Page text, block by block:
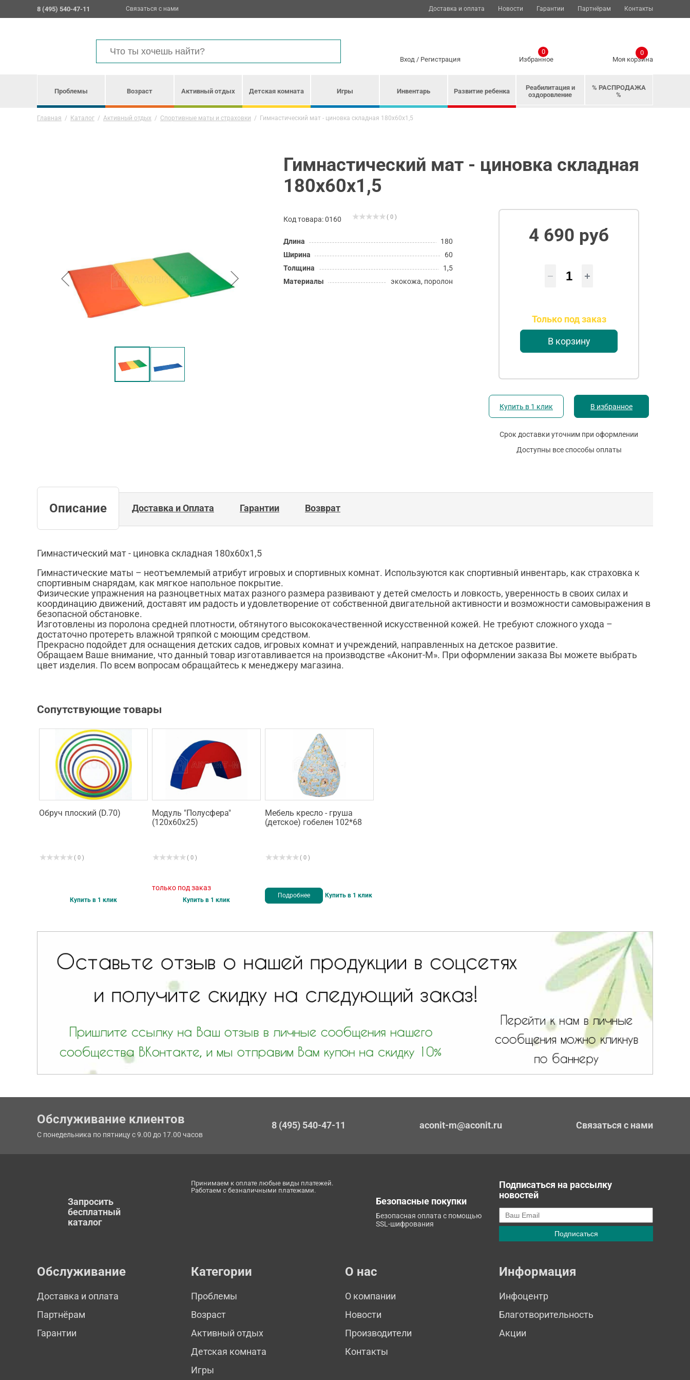
8 (495) 540-47-11 Связаться с нами Доставка и оплата Новости Гарантии Партнёрам Контакты
Вход/ Регистрация Избранное
0
Моя корзина
0
Проблемы Возраст Активный отдых Детская комната Игры Инвентарь Развитие ребенка
Реабилитация и
оздоровление
% РАСПРОДАЖА
%
Главная / Каталог / Активный отдых / Спортивные маты и страховки / Гимнастический мат - циновка складная 180х60х1,5
Гимнастический мат - циновка складная
180х60х1,5
Код товара: 0160 ( 0 )
Длина
180
Ширина
60
Толщина
1,5
Материалы
экокожа, поролон
4 690 руб
Только под заказ
В корзину
Купить в 1 клик В избранное
Срок доставки уточним при оформлении
Доступны все способы оплаты
Описание Доставка и Оплата Гарантии Возврат
Гимнастический мат - циновка складная 180х60х1,5
Гимнастические маты – неотъемлемый атрибут игровых и спортивных комнат. Используются как спортивный инвентарь, как страховка к
спортивным снарядам, как мягкое напольное покрытие.
Физические упражнения на разноцветных матах разного размера развивают у детей смелость и ловкость, уверенность в своих силах и
координацию движений, доставят им радость и удовлетворение от собственной двигательной активности и возможности самовыражения в
безопасной обстановке.
Изготовлены из поролона средней плотности, обтянутого высококачественной искусственной кожей. Не требуют сложного ухода –
достаточно протереть влажной тряпкой с моющим средством.
Прекрасно подойдет для оснащения детских садов, игровых комнат и учреждений, направленных на детское развитие.
Обращаем Ваше внимание, что данный товар изготавливается на производстве «Аконит-М». При оформлении заказа Вы можете выбрать
цвет изделия. По всем вопросам обращайтесь к менеджеру магазина.
Сопутствующие товары
Обруч плоский (D.70)
( 0 )
Купить в 1 клик
Модуль "Полусфера"
(120х60х25)
( 0 )
только под заказ
Купить в 1 клик
Мебель кресло - груша
(детское) гобелен 102*68
( 0 )
Подробнее Купить в 1 клик
Обслуживание клиентов
С понедельника по пятницу с 9.00 до 17.00 часов
8 (495) 540-47-11 aconit-m@aconit.ru Связаться с нами
Запросить
бесплатный
каталог
Принимаем к оплате любые виды платежей.
Работаем с безналичными платежами.
Безопасные покупки
Безопасная оплата с помощью
SSL-шифрования
Подписаться на рассылку
новостей
Обслуживание
Доставка и оплата
Партнёрам
Гарантии
Категории
Проблемы
Возраст
Активный отдых
Детская комната
Игры
О нас
О компании
Новости
Производители
Контакты
Информация
Инфоцентр
Благотворительность
Акции